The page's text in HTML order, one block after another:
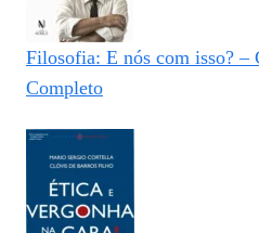
Filosofia: E nós com isso? –
Completo